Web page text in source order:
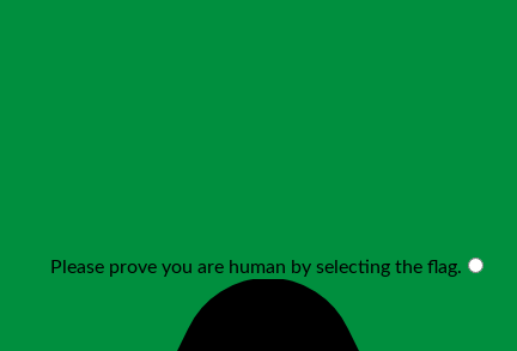
Please prove you are human by selecting theflag.